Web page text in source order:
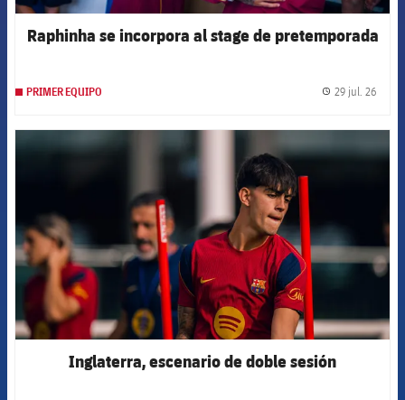
Raphinha se incorpora al stage de pretemporada
PRIMER EQUIPO 29 jul. 26
Inglaterra, escenario de doble sesión